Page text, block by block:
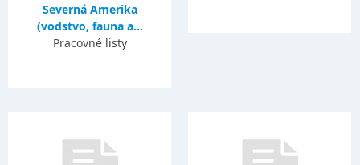
Severná Amerika
(vodstvo, fauna a...
Pracovné listy